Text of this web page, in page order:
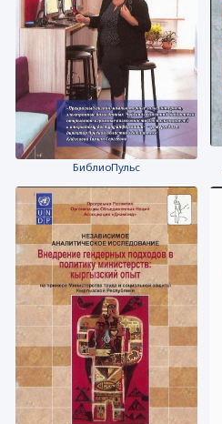
БиблиоПульс